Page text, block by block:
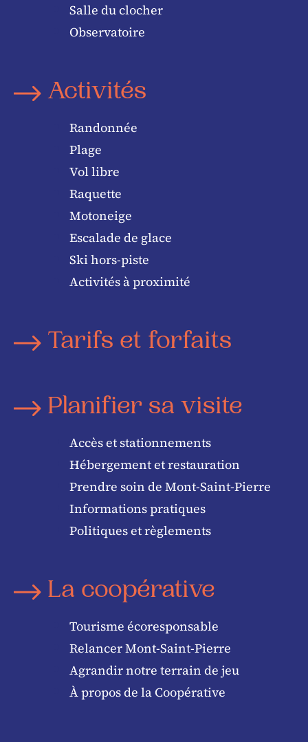
Salle du clocher
Observatoire
Activités
Randonnée
Plage
Vol libre
Raquette
Motoneige
Escalade de glace
Ski hors-piste
Activités à proximité
Tarifs et forfaits
Planifier sa visite
Accès et stationnements
Hébergement et restauration
Prendre soin de Mont-Saint-Pierre
Informations pratiques
Politiques et règlements
La coopérative
Tourisme écoresponsable
Relancer Mont-Saint-Pierre
Agrandir notre terrain de jeu
À propos de la Coopérative